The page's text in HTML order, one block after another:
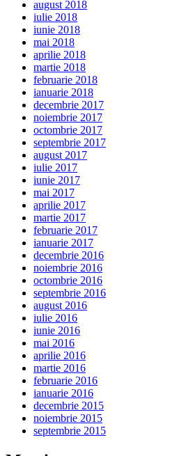
august 2018
iulie 2018
iunie 2018
mai 2018
aprilie 2018
martie 2018
februarie 2018
ianuarie 2018
decembrie 2017
noiembrie 2017
octombrie 2017
septembrie 2017
august 2017
iulie 2017
iunie 2017
mai 2017
aprilie 2017
martie 2017
februarie 2017
ianuarie 2017
decembrie 2016
noiembrie 2016
octombrie 2016
septembrie 2016
august 2016
iulie 2016
iunie 2016
mai 2016
aprilie 2016
martie 2016
februarie 2016
ianuarie 2016
decembrie 2015
noiembrie 2015
septembrie 2015